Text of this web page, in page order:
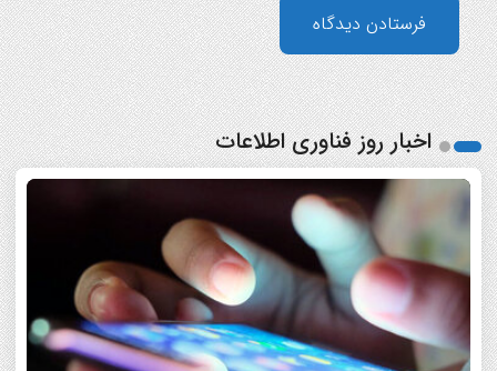
اخبار روز فناوری اطلاعات